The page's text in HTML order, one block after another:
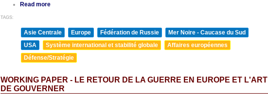
Read more
TAGS:
Asie Centrale Europe Fédération de Russie
Mer Noire - Caucase du Sud
USA
Système international et stabilité globale
Affaires européennes
Défense/Stratégie
WORKING PAPER - LE RETOUR DE LA GUERRE EN EUROPE ET L'ART
DE GOUVERNER